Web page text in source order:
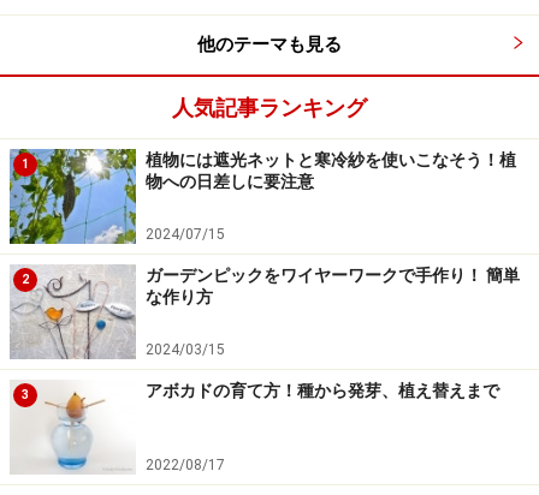
梅雨前に収穫を兼ねて3分の1ほど刈り込み、風通しを良
肥料は、植え付け前に元肥として緩効性肥料を与える程
度で、特に必要ありません。 鉢植えでは、追肥として月
一回程度1000倍に薄めた液肥を施しますが、肥料を与え
すぎると香りが弱くなってしまうので、これより少なく
ても構いません。また、夏の間は施肥を控えます。
次ページは、タイムの種まきと殖やし方についてです。
※記事内容は執筆時点のものです。最新の内容をご確認くださ
い。
他のテーマも見る
人気記事ランキング
1
植物には遮光ネットと寒冷紗を使いこなそう！植
物への日差しに要注意
2024/07/15
2
ガーデンピックをワイヤーワークで手作り！ 簡単
な作り方
2024/03/15
3 アボカドの育て方！種から発芽、植え替えまで
2022/08/17